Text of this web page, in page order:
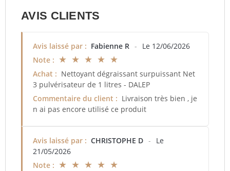
AVIS CLIENTS
Avis laissé par : Fabienne R -
Le 12/06/2026
Note : ★ ★ ★ ★ ★
Achat : Nettoyant dégraissant surpuissant Net
3 pulvérisateur de 1 litres - DALEP
Commentaire du client : Livraison très bien , je
n ai pas encore utilisé ce produit
Avis laissé par : CHRISTOPHE D -
Le
21/05/2026
Note : ★ ★ ★ ★ ★